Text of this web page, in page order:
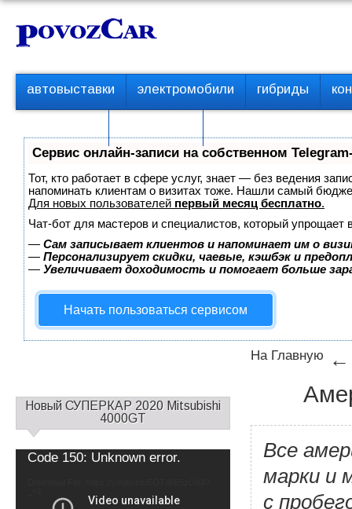
Перейти
контенту
р
о
е
м
е
ю
автовыставки электромобили гибриды
Сервис онлайн-записи на собственном
Тот, кто работает в сфере услуг, знает — без ведения
напоминать клиентам о визитах тоже. Нашли самый
Для новых пользователей первый месяц бесплатно.
Чат-бот для мастеров и специалистов, который упрощает
— Сам записывает клиентов и напоминает им о
— Персонализирует скидки, чаевые, кэшбэк и
— Увеличивает доходимость и помогает больше
Начать пользоваться сервисом
На Главную ←
Все
марки и
с
С
д
Новый СУПЕРКАР 2020 Mitsubishi
4000GT
Video
Code 150: Unknown error.